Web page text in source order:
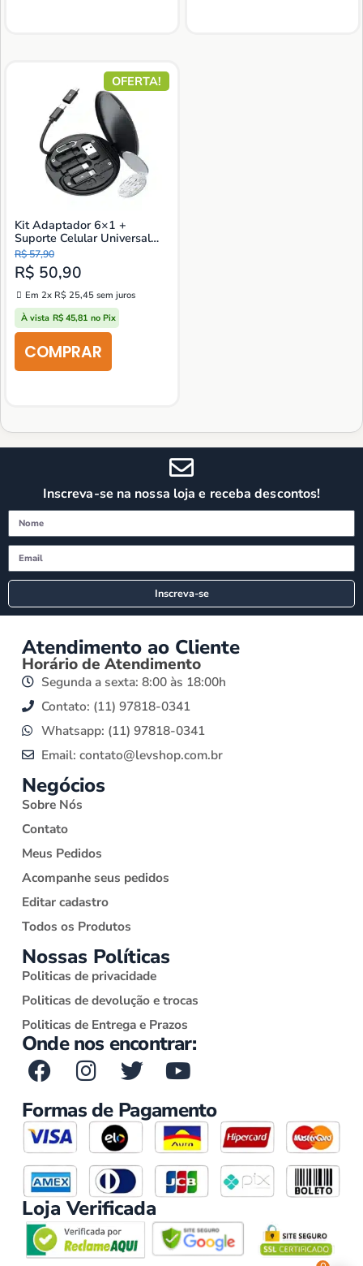
OFERTA!
Kit Adaptador 6×1 +
Suporte Celular Universal
Ajustável
R$57,90
R$ 50,90
Em 2x R$ 25,45 sem juros
À vista R$ 45,81 no Pix
Inscreva-se na nossa loja e receba descontos!
Inscreva-se
Atendimento ao Cliente
Horário de Atendimento
Segunda a sexta: 8:00 às 18:00h
Contato: (11) 97818-0341
Whatsapp: (11) 97818-0341
Email: contato@levshop.com.br
Negócios
Sobre Nós
Contato
Meus Pedidos
Acompanhe seus pedidos
Editar cadastro
Todos os Produtos
Nossas Políticas
Politicas de privacidade
Politicas de devolução e trocas
Politicas de Entrega e Prazos
Onde nos encontrar:
Formas de Pagamento
Loja Verificada